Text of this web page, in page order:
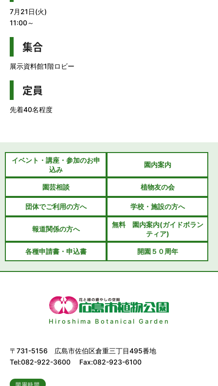
7月21日(火)
11:00～
集合
展示資料館1階ロビー
定員
先着40名程度
イベント・講座・参加のお申
込み
園内案内
園芸相談 植物友の会
団体でご利用の方へ 学校・施設の方へ
報道関係の方へ
無料 園内案内(ガイドボラン
ティア)
各種申請書・申込書 開園５０周年
Hiroshima Botanical Garden
〒731-5156 広島市佐伯区倉重三丁目495番地
Tel:082-922-3600 Fax:082-923-6100